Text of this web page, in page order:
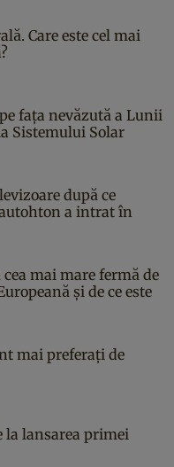
Care este cel mai
fața nevăzută a Lunii
Sistemului Solar
după ce
a intrat în
mai mare fermă de
și de ce este
mai preferați de
la lansarea primei